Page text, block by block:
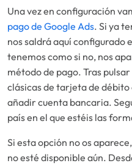
Una vez en configuración
pago de Google Ads. Si ya
nos saldrá aquí configurado
tenemos como si no, nos
método de pago. Tras
clásicas de tarjeta de
añadir cuenta bancaria.
país en el que estéis las
Si esta opción no os
no esté disponible aún.